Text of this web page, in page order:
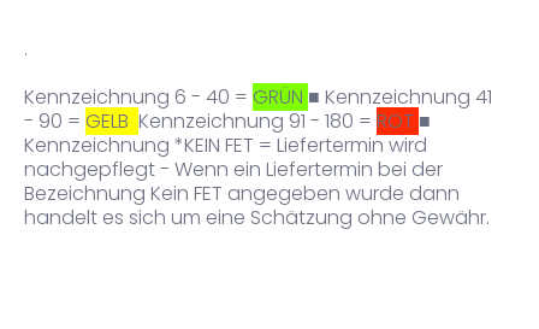
.
Kennzeichnung 6 - 40 = GRÜN ■ Kennzeichnung 41
- 90 = GELB Kennzeichnung 91 - 180 = ROT ■
Kennzeichnung *KEIN FET = Liefertermin wird
nachgepflegt - Wenn ein Liefertermin bei der
Bezeichnung Kein FET angegeben wurde dann
handelt es sich um eine Schätzung ohne Gewähr.